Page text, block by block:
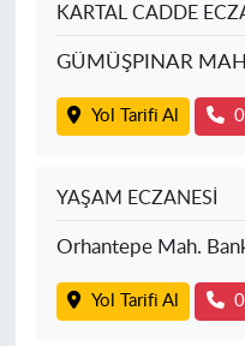
KARTAL CADDE
GÜMÜŞPINAR
Yol Tarifi Al
YAŞAM ECZANESİ
Orhantepe Mah.
Yol Tarifi Al